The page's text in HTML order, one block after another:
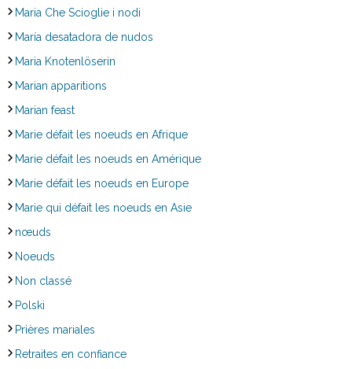
Maria Che Scioglie i nodi
María desatadora de nudos
Maria Knotenlöserin
Marian apparitions
Marian feast
Marie défait les noeuds en Afrique
Marie défait les noeuds en Amérique
Marie défait les noeuds en Europe
Marie qui défait les noeuds en Asie
nœuds
Noeuds
Non classé
Polski
Prières mariales
Retraites en confiance